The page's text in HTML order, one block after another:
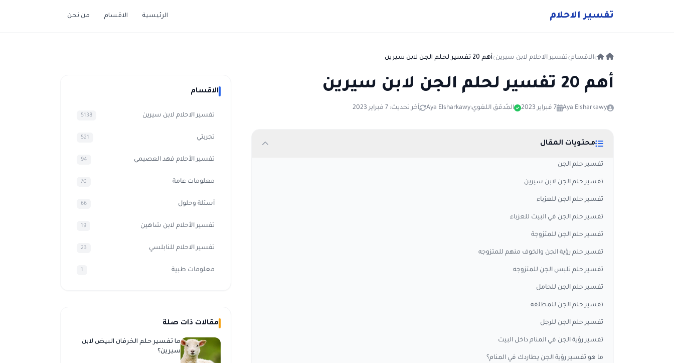
تفسير الاحلام الرئيسية الاقسام من نحن
الاقسام تفسير الاحلام لابن سيرين أهم 20 تفسير لحلم الجن لابن سيرين
أهم 20 تفسير لحلم الجن لابن سيرين
Aya Elsharkawy 7 فبراير 2023 المُدقق اللغوي:Aya Elsharkawy آخر تحديث: 7 فبراير 2023
محتويات المقال
تفسير حلم الجن
تفسير حلم الجن لابن سيرين
تفسير حلم الجن للعزباء
تفسير حلم الجن في البيت للعزباء
تفسير حلم الجن للمتزوجة
تفسير حلم رؤية الجن والخوف منهم للمتزوجه
تفسير حلم تلبس الجن للمتزوجه
تفسير حلم الجن للحامل
تفسير حلم الجن للمطلقة
تفسير حلم الجن للرجل
تفسير رؤية الجن في المنام داخل البيت
ما هو تفسير رؤية الجن يطاردك في المنام؟
الاقسام
تفسير الاحلام لابن سيرين 5138
تجربتي 521
تفسير الأحلام فهد العصيمي 94
معلومات عامة 70
أسئلة وحلول 66
تفسير الأحلام لابن شاهين 19
تفسير الاحلام للنابلسي 23
معلومات طبية 1
مقالات ذات صلة
ما تفسير حلم الخرفان البيض لابن
سيرين؟